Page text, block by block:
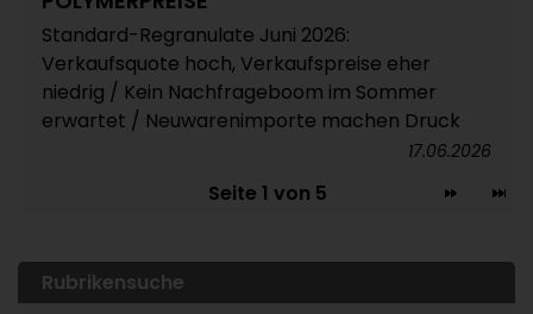
Standard-Regranulate Juni 2026:
Verkaufsquote hoch, Verkaufspreise eher
niedrig / Kein Nachfrageboom im Sommer
erwartet / Neuwarenimporte machen Druck
17.06.2026
Seite 1 von 5
Rubrikensuche